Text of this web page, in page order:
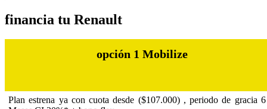
financia tu Renault
opción 1 Mobilize
Plan estrena ya con cuota desde ($107.000) , periodo de gracia 6